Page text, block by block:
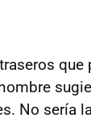
que
No sería